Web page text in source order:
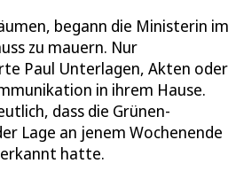
begann die Ministerin im
zu mauern. Nur
Paul Unterlagen, Akten oder
in ihrem Hause.
dass die Grünen-
Lage an jenem Wochenende
hatte.